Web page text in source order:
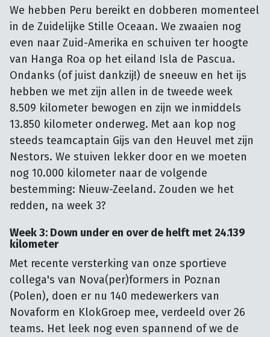
We hebben Peru bereikt en dobberen momenteel
in de Zuidelijke Stille Oceaan. We zwaaien nog
even naar Zuid-Amerika en schuiven ter hoogte
van Hanga Roa op het eiland Isla de Pascua.
Ondanks (of juist dankzij!) de sneeuw en het ijs
hebben we met zijn allen in de tweede week
8.509 kilometer bewogen en zijn we inmiddels
13.850 kilometer onderweg. Met aan kop nog
steeds teamcaptain Gijs van den Heuvel met zijn
Nestors. We stuiven lekker door en we moeten
nog 10.000 kilometer naar de volgende
bestemming: Nieuw-Zeeland. Zouden we het
redden, na week 3?
Week 3: Down under en over de helft met 24.139
kilometer
Met recente versterking van onze sportieve
collega's van Nova(per)formers in Poznan
(Polen), doen er nu 140 medewerkers van
Novaform en KlokGroep mee, verdeeld over 26
teams. Het leek nog even spannend of we de